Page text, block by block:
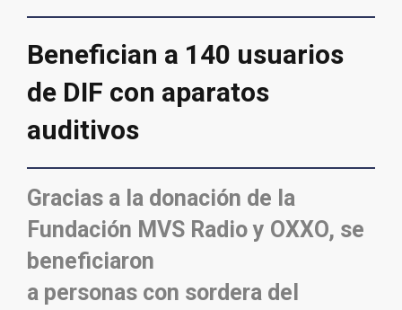
Benefician a 140 usuarios
de DIF con aparatos
auditivos
Gracias a la donación de la
Fundación MVS Radio y OXXO, se
beneficiaron
a personas con sordera del